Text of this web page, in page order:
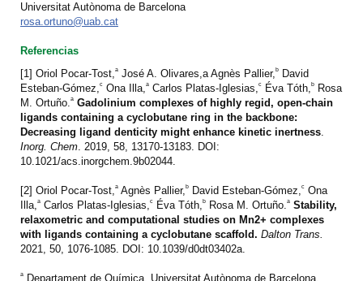
Universitat Autònoma de Barcelona
rosa.ortuno@uab.cat
Referencias
[1] Oriol Pocar-Tost,a José A. Olivares,a Agnès Pallier,b
David
Esteban-Gómez,c Ona Illa,a Carlos Platas-Iglesias,c Éva Tóth,b
Rosa
M. Ortuño.a Gadolinium complexes of highly regid, open-chain
ligands containing a cyclobutane ring in the backbone:
Decreasing ligand denticity might enhance kinetic inertness.
Inorg. Chem. 2019, 58, 13170-13183. DOI:
10.1021/acs.inorgchem.9b02044.
[2] Oriol Pocar-Tost,a Agnès Pallier,b David Esteban-Gómez,c
Ona
Illa,a Carlos Platas-Iglesias,c Éva Tóth,b Rosa M. Ortuño.a Stability,
relaxometric and computational studies on Mn2+ complexes
with ligands containing a cyclobutane scaffold. Dalton Trans.
2021, 50, 1076-1085. DOI: 10.1039/d0dt03402a.
a
Departament de Química, Universitat Autònoma de Barcelona,